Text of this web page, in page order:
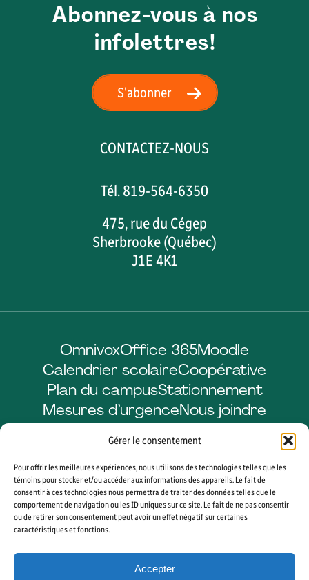
Gérer le consentement
Pour offrir les meilleures expériences, nous utilisons des technologies telles que les
témoins pour stocker et/ou accéder aux informations des appareils. Le fait de
consentir à ces technologies nous permettra de traiter des données telles que le
comportement de navigation ou les ID uniques sur ce site. Le fait de ne pas consentir
ou de retirer son consentement peut avoir un effet négatif sur certaines
caractéristiques et fonctions.
Accepter
Abonnez-vous à nos
infolettres!
S'abonner
CONTACTEZ-NOUS
Tél. 819-564-6350
475, rue du Cégep
Sherbrooke (Québec)
J1E 4K1
OmnivoxOffice 365Moodle
Calendrier scolaireCoopérative
Plan du campusStationnement
Mesures d’urgenceNous joindre
FacebookLinkedInInstagramYouTube
© 2026 CÉGEP DE SHERBROOKE. TOUS DROITS RÉSERVÉS. AGENCE WEB